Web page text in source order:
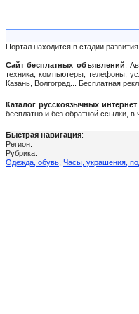
Портал находится в стадии
Сайт бесплатных объявлений:
техника; компьютеры; телефоны;
Казань, Волгоград... Бесплатная
Каталог русскоязычных
бесплатно и без обратной ссылки, в
Быстрая навигация:
Регион:
Рубрика:
Одежда, обувь Часы, украшения,